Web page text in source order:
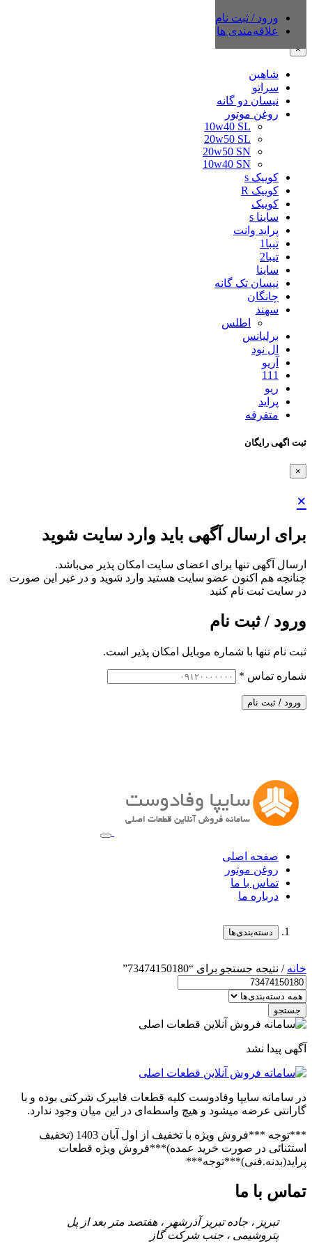
دسته‌بندی‌ها
×
شاهین
سراتو
نیسان دو گانه
روغن موتور
10w40 SL
20w50 SL
20w50 SN
10w40 SN
کوییک s
کوییک R
کوییک
ساینا s
پراید وانت
تیبا1
تیبا2
ساینا
نیسان تک گانه
چانگان
سهند
اطلس
برلیانس
ال نود
آریو
111
ریو
پراید
متفرقه
ثبت اگهی رایگان
×
×
برای ارسال آگهی باید وارد سایت شوید
ارسال آگهی تنها برای اعضای سایت امکان پذیر می‌باشد.
چنانچه هم‌ اکنون عضو سایت هستید وارد شوید و در غیر این صورت
در سایت ثبت نام کنید
ورود / ثبت نام
ثبت نام تنها با شماره موبایل امکان پذیر است.
شماره تماس *
ورود / ثبت نام
ورود / ثبت نام
علاقه‌مندی ها
صفحه اصلی
روغن موتور
تماس با ما
درباره ما
دسته‌بندی‌ها
خانه / نتیجه جستجو برای “73474150180”
جستجو
آگهی پیدا نشد
در سامانه سایپا وفادوست کلیه قطعات فابیرک شرکتی بوده و با
گارانتی عرضه میشود و هیچ واسطه‌ای در این میان وجود ندارد.
***توجه ***فروش ویژه با تخفیف از اول آبان 1403 (تخفیف
استثنائی در صورت خرید عمده)***فروش ویژه قطعات
پراید(بدنه.فنی)***توجه***
تماس با ما
تبریز ، جاده تبریز آذرشهر ، هفتصد متر بعد از پل
پتروشیمی ، جنب شرکت گاز